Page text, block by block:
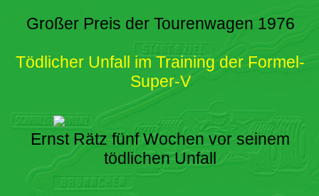
Großer Preis der Tourenwagen 1976
Tödlicher Unfall im Training der Formel-
Super-V
Ernst Rätz fünf Wochen vor seinem
tödlichen Unfall